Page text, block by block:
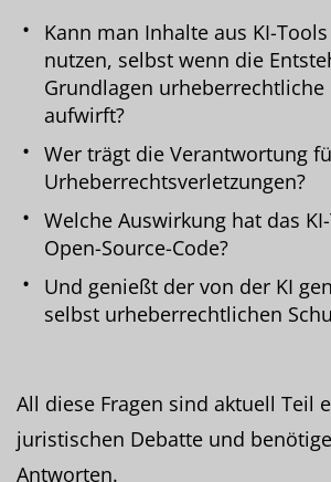
Kann man Inhalte aus KI-
nutzen, selbst wenn die
Grundlagen urheberrechtliche
aufwirft?
Wer trägt die Verantwortung
Urheberrechtsverletzungen?
Welche Auswirkung hat das
Open-Source-Code?
Und genießt der von der KI
selbst urheberrechtlichen
All diese Fragen sind aktuell Teil
juristischen Debatte und
Antworten.